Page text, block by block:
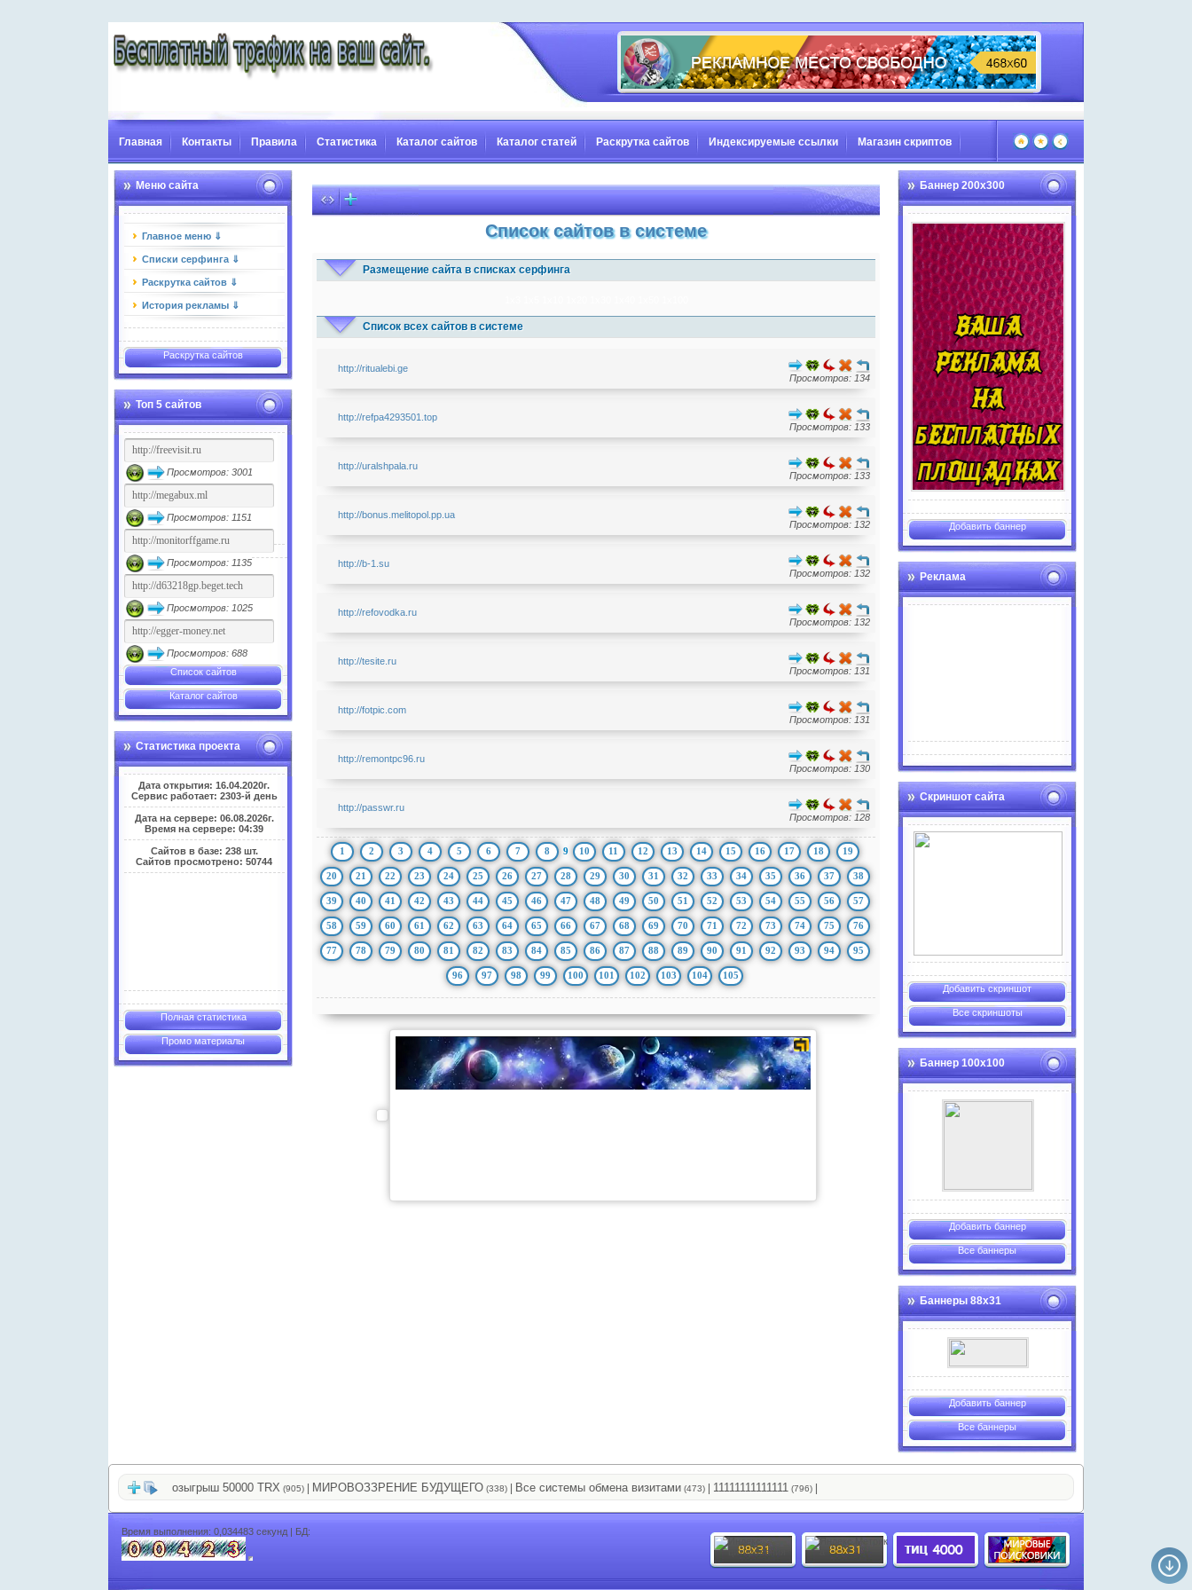
Главная Контакты Правила Статистика Каталог сайтов Каталог статей Раскрутка сайтов Индексируемые ссылки Магазин скриптов
Меню сайта
Главное меню ⇓
Списки серфинга ⇓
Раскрутка сайтов ⇓
История рекламы ⇓
Раскрутка сайтов
Топ 5 сайтов
Просмотров: 3001
Просмотров: 1151
Просмотров: 1135
Просмотров: 1025
Просмотров: 688
Список сайтов
Каталог сайтов
Статистика проекта
Дата открытия: 16.04.2020г.
Сервис работает: 2303-й день
Дата на сервере: 06.08.2026г.
Время на сервере: 04:39
Сайтов в базе: 238 шт.
Сайтов просмотрено: 50744
Полная статистика
Промо материалы
Баннер 200х300
Добавить баннер
Реклама
Скриншот сайта
Добавить скриншот
Все скриншоты
Баннер 100х100
Добавить баннер
Все баннеры
Баннеры 88х31
Добавить баннер
Все баннеры
Список сайтов в системе
Размещение сайта в списках серфинга
Список всех сайтов в системе
http://ritualebi.ge
Просмотров: 134
http://refpa4293501.top
Просмотров: 133
http://uralshpala.ru
Просмотров: 133
http://bonus.melitopol.pp.ua
Просмотров: 132
http://b-1.su
Просмотров: 132
http://refovodka.ru
Просмотров: 132
http://tesite.ru
Просмотров: 131
http://fotpic.com
Просмотров: 131
http://remontpc96.ru
Просмотров: 130
http://passwr.ru
Просмотров: 128
1 2 3 4 5 6 7 8 9 10 11 12 13 14 15 16 17 18 19
20 21 22 23 24 25 26 27 28 29 30 31 32 33 34 35 36 37 38
39 40 41 42 43 44 45 46 47 48 49 50 51 52 53 54 55 56 57
58 59 60 61 62 63 64 65 66 67 68 69 70 71 72 73 74 75 76
77 78 79 80 81 82 83 84 85 86 87 88 89 90 91 92 93 94 95
96 97 98 99 100 101 102 103 104 105
(588)| Розыгрыш 50000 TRX (905) |МИРОВОЗЗРЕНИЕ БУДУЩЕГО (338) |Все системы обмена визитами(473) |11111111111111(796) |
Время выполнения: 0,034483 секунд | БД: